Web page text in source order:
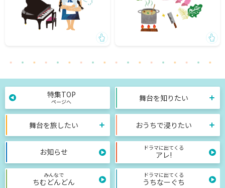
特集TOP
ページへ 舞台を知りたい
舞台を旅したい おうちで浸りたい
お知らせ ドラマに出てくる
アレ!
みんなで
ちむどんどん
ドラマに出てくる
うちなーぐち